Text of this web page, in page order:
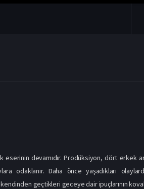
eserinin devamıdır. Prodüksiyon, dört erkek
odaklanır. Daha önce yaşadıkları
geçtikleri geceye dair ipuçlarının